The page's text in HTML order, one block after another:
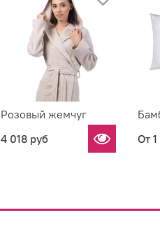
Розовый жемчуг
4 018 руб
От